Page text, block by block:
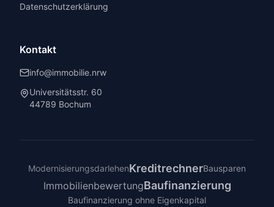
Datenschutzerklärung
Kontakt
info@immobilie.nrw
Universitätsstr. 60
44789 Bochum
ModernisierungsdarlehenKreditrechnerBausparen
ImmobilienbewertungBaufinanzierung
Baufinanzierung ohne Eigenkapital